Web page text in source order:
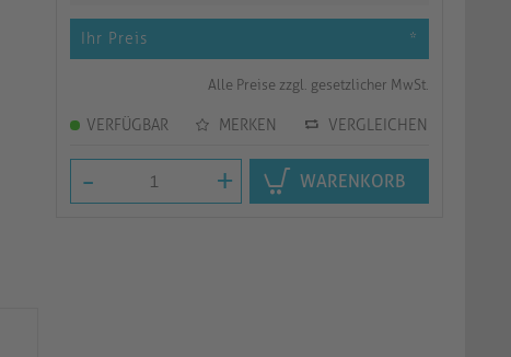
Ihr Preis *
Alle Preise zzgl. gesetzlicher MwSt.
VERFÜGBAR MERKEN VERGLEICHEN
- + WARENKORB